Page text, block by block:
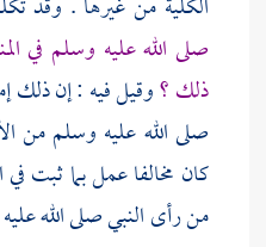
صلى الله عليه وسلم في
ذلك ؟وقيل فيه : إن ذلك
صلى الله عليه وسلم من
كان مخالفا عمل بما ثبت
من رأى النبي صلى الله